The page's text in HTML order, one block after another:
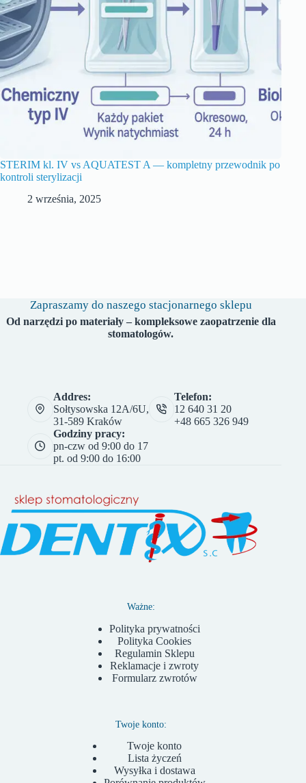
STERIM kl. IV vs AQUATEST A — kompletny przewodnik po
kontroli sterylizacji
2 września, 2025
Zapraszamy do naszego stacjonarnego sklepu
Od narzędzi po materiały – kompleksowe zaopatrzenie dla
stomatologów.
Addres:
Sołtysowska 12A/6U,
31-589 Kraków
Telefon:
12 640 31 20
+48 665 326 949
Godziny pracy:
pn-czw od 9:00 do 17
pt. od 9:00 do 16:00
Ważne:
Polityka prywatności
Polityka Cookies
Regulamin Sklepu
Reklamacje i zwroty
Formularz zwrotów
Twoje konto:
Twoje konto
Lista życzeń
Wysyłka i dostawa